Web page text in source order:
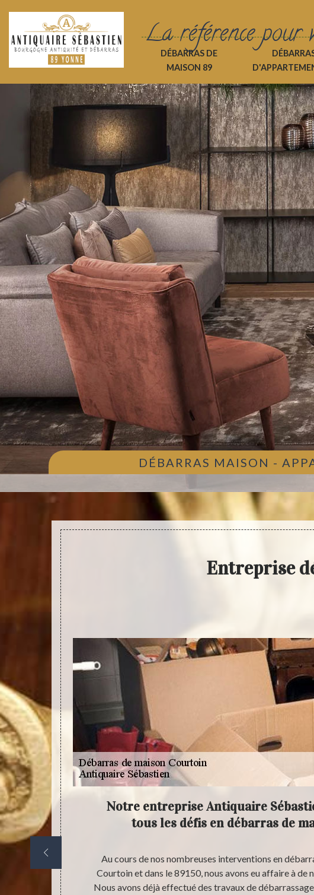
La référence
DÉBARRAS DE
MAISON 89
DÉBARRAS MAISON -
Entreprise
que
Notre entreprise Antiquaire
tous les défis en débarras de
Au cours de nos nombreuses interventions en
Courtoin et dans le 89150, nous avons eu affaire à de
Nous avons déjà effectué des travaux de